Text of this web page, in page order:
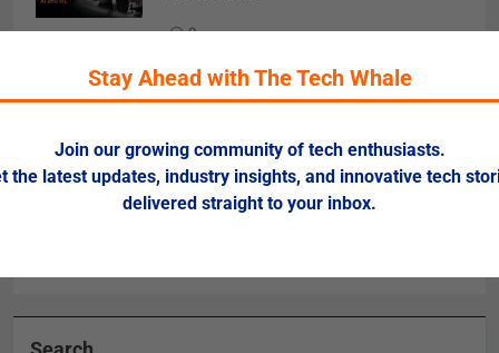
0
被動化為主動：發揮 ITOps 統一資
料平台的力量
0
OpenTelemetry 促進可觀測性和業
Stay Ahead with The Tech Whale
Join our growing community of tech enthusiasts.
the latest updates, industry insights, and innovative tech
delivered straight to your inbox.